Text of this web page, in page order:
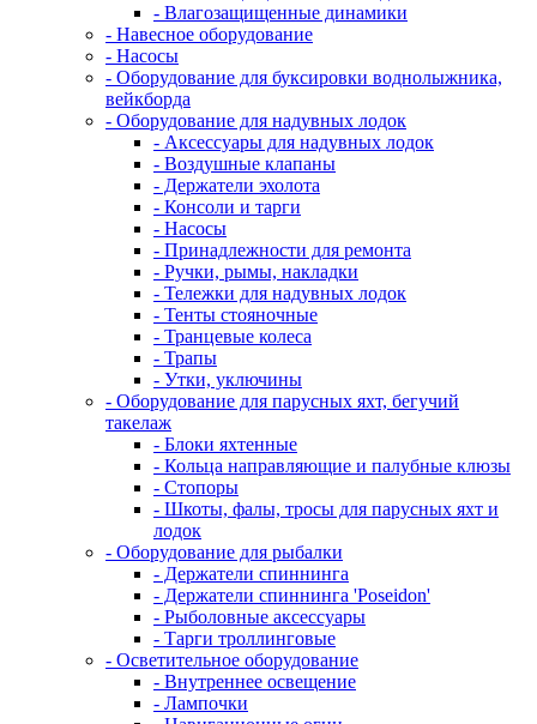
- Влагозащищенные динамики
- Навесное оборудование
- Насосы
- Оборудование для буксировки воднолыжника,
вейкборда
- Оборудование для надувных лодок
- Аксессуары для надувных лодок
- Воздушные клапаны
- Держатели эхолота
- Консоли и тарги
- Насосы
- Принадлежности для ремонта
- Ручки, рымы, накладки
- Тележки для надувных лодок
- Тенты стояночные
- Транцевые колеса
- Трапы
- Утки, уключины
- Оборудование для парусных яхт, бегучий
такелаж
- Блоки яхтенные
- Кольца направляющие и палубные клюзы
- Стопоры
- Шкоты, фалы, тросы для парусных яхт и
лодок
- Оборудование для рыбалки
- Держатели спиннинга
- Держатели спиннинга 'Poseidon'
- Рыболовные аксессуары
- Тарги троллинговые
- Осветительное оборудование
- Внутреннее освещение
- Лампочки